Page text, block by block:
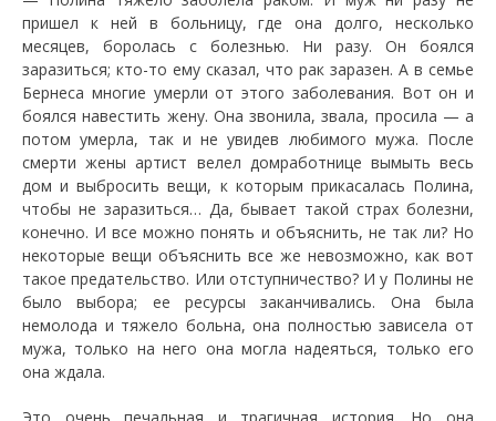
пришел к ней в больницу, где она долго, несколько
месяцев, боролась с болезнью. Ни разу. Он боялся
заразиться; кто-то ему сказал, что рак заразен. А в семье
Бернеса многие умерли от этого заболевания. Вот он и
боялся навестить жену. Она звонила, звала, просила — а
потом умерла, так и не увидев любимого мужа. После
смерти жены артист велел домработнице вымыть весь
дом и выбросить вещи, к которым прикасалась Полина,
чтобы не заразиться… Да, бывает такой страх болезни,
конечно. И все можно понять и объяснить, не так ли? Но
некоторые вещи объяснить все же невозможно, как вот
такое предательство. Или отступничество? И у Полины не
было выбора; ее ресурсы заканчивались. Она была
немолода и тяжело больна, она полностью зависела от
мужа, только на него она могла надеяться, только его
она ждала.
Это очень печальная и трагичная история. Но она